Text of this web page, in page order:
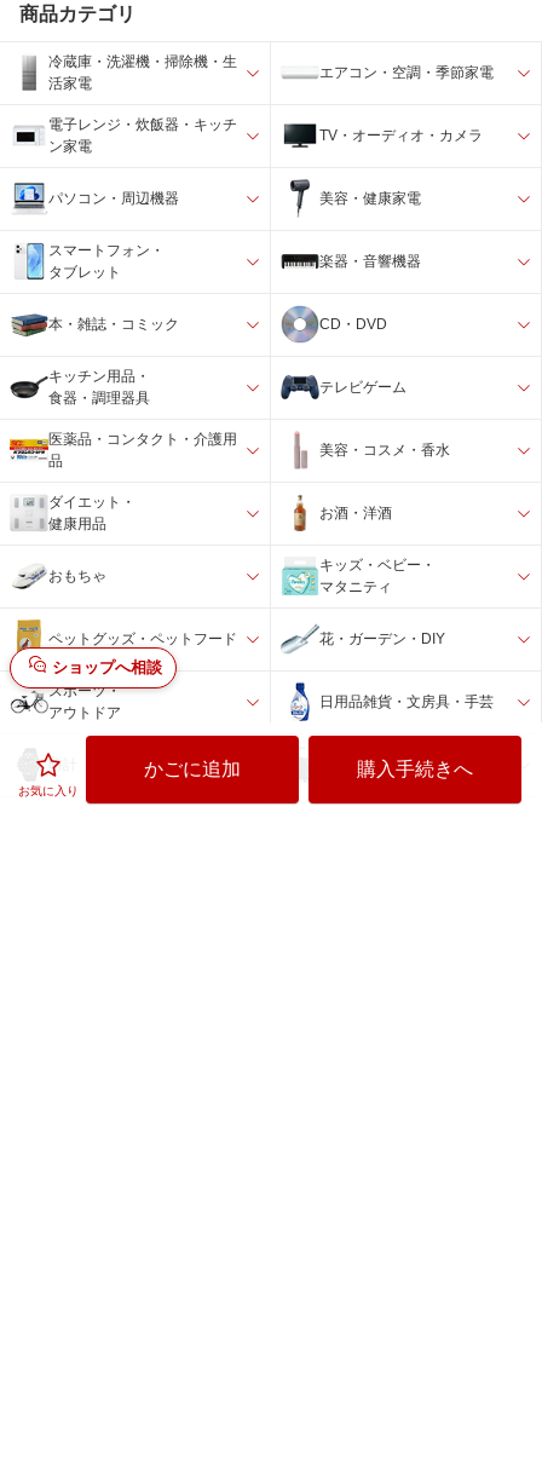
お気に入り
かごに追加 購入手続きへ
ショップへ相談
商品カテゴリ
冷蔵庫・洗濯機・掃除機・生
活家電
エアコン・空調・季節家電
電子レンジ・炊飯器・キッチ
ン家電
TV・オーディオ・カメラ
パソコン・周辺機器 美容・健康家電
スマートフォン・
タブレット
楽器・音響機器
本・雑誌・コミック CD・DVD
キッチン用品・
食器・調理器具
テレビゲーム
医薬品・コンタクト・介護用
品
美容・コスメ・香水
ダイエット・
健康用品
お酒・洋酒
おもちゃ
キッズ・ベビー・
マタニティ
ペットグッズ・ペットフード 花・ガーデン・DIY
スポーツ・
アウトドア
日用品雑貨・文房具・手芸
時計